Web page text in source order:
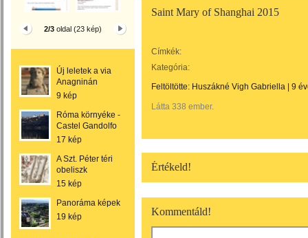
2/3 oldal (23 kép)
Új leletek a via
Anagninán
9 kép
Róma környéke -
Castel Gandolfo
17 kép
A Szt. Péter téri
obeliszk
15 kép
Panoráma képek
19 kép
Saint Mary of Shanghai 2015
Címkék:
Kategória:
Feltöltötte: Huszákné Vigh Gabriella 9
Látta 338 ember.
Értékeld!
Kommentáld!